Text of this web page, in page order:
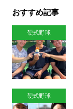
おすすめ記事
硬式野球
硬式野球